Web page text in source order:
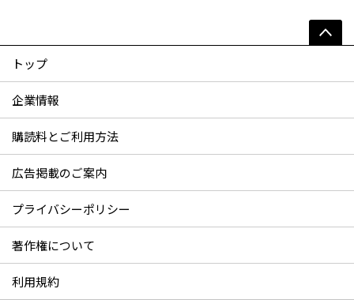
トップ
企業情報
購読料とご利用方法
広告掲載のご案内
プライバシーポリシー
著作権について
利用規約